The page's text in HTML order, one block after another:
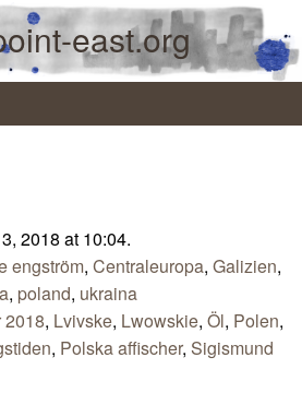
east.org
2018 at 10:04.
engström, Centraleuropa, Galizien,
, poland, ukraina
, Lvivske, Lwowskie, Öl, Polen,
, Polska affischer, Sigismund